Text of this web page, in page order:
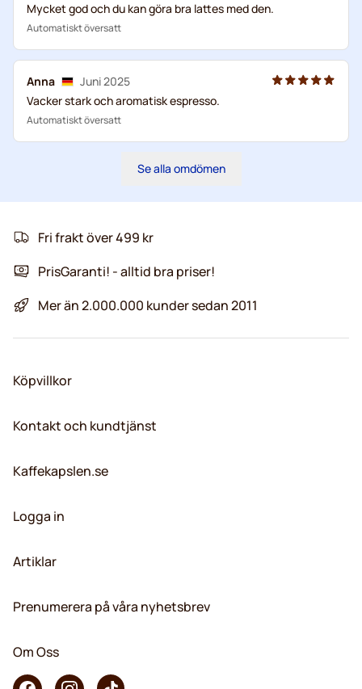
Mycket god och du kan göra bra lattes med den.
Automatiskt översatt
Anna
Juni 2025
Vacker stark och aromatisk espresso.
Automatiskt översatt
Se alla omdömen
Fri frakt över 499 kr
PrisGaranti! - alltid bra priser!
Mer än 2.000.000 kunder sedan 2011
Köpvillkor
Kontakt och kundtjänst
Kaffekapslen.se
Logga in
Artiklar
Prenumerera på våra nyhetsbrev
Om Oss